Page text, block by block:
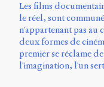
Moyne
Longueuil
(QC)
J4K
0B7
Canada
Les films
le réel, sont
n'appartenant pas au
deux formes de
premier se réclame
l'imagination, l'un